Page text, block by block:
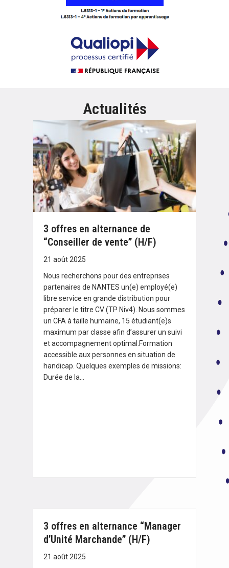
Actualités
3 offres en alternance de
“Conseiller de vente” (H/F)
21 août 2025
Nous recherchons pour des entreprises
partenaires de NANTES un(e) employé(e)
libre service en grande distribution pour
préparer le titre CV (TP Niv4). Nous sommes
un CFA à taille humaine, 15 étudiant(e)s
maximum par classe afin d’assurer un suivi
et accompagnement optimal.Formation
accessible aux personnes en situation de
handicap. Quelques exemples de missions:
Durée de la…
3 offres en alternance “Manager
d’Unité Marchande” (H/F)
21 août 2025